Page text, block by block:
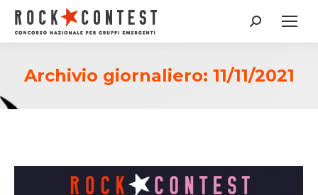
Cerca:
Archivio giornaliero: 11/11/2021